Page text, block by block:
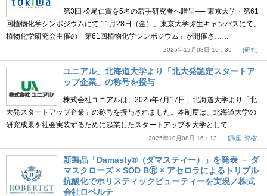
第3回 松尾仁賞を5名の若手研究者へ贈呈── 東京大学・第61
回植物化学シンポジウムにて 11月28日（金）、東京大学弥生キャンパスにて、
植物化学研究会主催の「第61回植物化学シンポジウム」が開催さ……
2025年12月08日 16：39 研究
ユニアル、北海道大学より「北大発認定スタートア
ップ企業」の称号を授与
株式会社ユニアルは、2025年7月17日、北海道大学より「北
大発スタートアップ企業」の称号を授与されました。本制度は、北海道大学の
研究成果を社会実装するために起業したスタートアップを大学として……
2025年10月08日 16：13 講座･資格
新製品「Damasty®（ダマスティー）」を発表 － ダ
マスクローズ × SOD BⓇ × アセロラによるトリプル
抗酸化でホリスティックビューティーを実現／株式
会社ロベルテ